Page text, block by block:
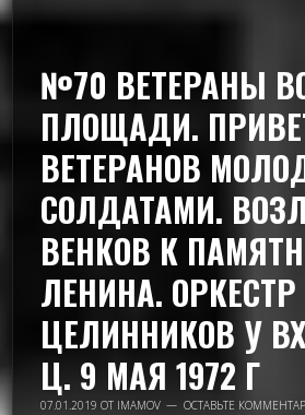
№70 ВЕТЕРАНЫ
ПЛОЩАДИ.
ВЕТЕРАНОВ
СОЛДАТАМИ.
ВЕНКОВ К
ЛЕНИНА.
ЦЕЛИННИКОВ У
Ц. 9 МАЯ 1972 Г
07.01.2019 ОТ IMAMOV ОСТАВЬТЕ